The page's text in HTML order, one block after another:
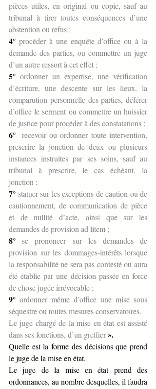
pièces utiles, en original ou copie, sauf au
tribunal à tirer toutes conséquences d’une
abstention ou refus ;
4° procéder à une enquête d’office ou à la
demande des parties, ou commettre un juge
d’un autre ressort à cet effet ;
5° ordonner un expertise, une vérification
d’écriture, une descente sur les lieux, la
comparution personnelle des parties, déférer
d’office le serment ou commettre un huissier
de justice pour procéder à des constatations ;
6°
  recevoir ou ordonner toute intervention,
prescrire la jonction de deux ou plusieurs
instances instruites par ses soins, sauf au
tribunal à prescrire, le cas échéant, la
jonction ;
7° statuer sur les exceptions de caution ou de
cautionnement, de communication de pièce
et de nullité d’acte, ainsi que sur les
demandes de provision ad litem ;
8° se prononcer sur les demandes de
provision sur les dommages-intérêts lorsque
la responsabilité ne sera pas contesté ou aura
été établie par une décision passée en force
de chose jugée irrévocable ;
9° ordonner même d’office une mise sous
séquestre ou toutes mesures conservatoires.
Le juge chargé de la mise en état est assisté
dans ses fonctions, d’un greffier ».
Quelle est la forme des décisions que prend
le juge de la mise en état.
Le juge de la mise en état prend des
ordonnances, au nombre desquelles, il faudra